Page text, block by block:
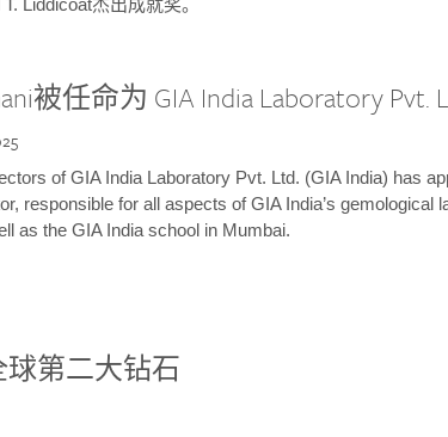
被任命为 GIA India Laboratory Pvt.
of GIA India Laboratory Pvt. Ltd. (GIA India) has
responsible for all aspects of GIA India’s gemological
as the GIA India school in Mumbai.
球第二大钻石